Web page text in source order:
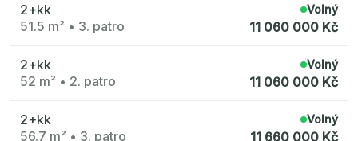
2+kk
51.5 m² • 3. patro
Volný
11 060 000 Kč
2+kk
52 m² • 2. patro
Volný
11 060 000 Kč
2+kk
56.7 m² • 3. patro
Volný
11 660 000 Kč